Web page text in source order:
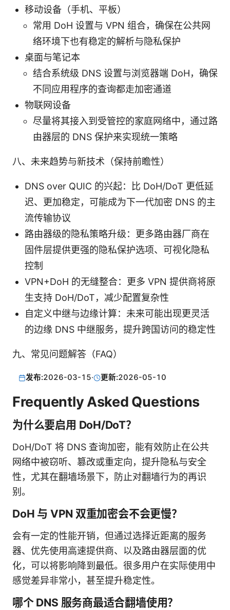
移动设备（手机、平板）
常用 DoH 设置与 VPN 组合，确保在公共网
络环境下也有稳定的解析与隐私保护
桌面与笔记本
结合系统级 DNS 设置与浏览器端 DoH，确保
不同应用程序的查询都走加密通道
物联网设备
尽量将其接入到受管控的家庭网络中，通过路
由器层的 DNS 保护来实现统一策略
八、未来趋势与新技术（保持前瞻性）
DNS over QUIC 的兴起：比 DoH/DoT 更低延
迟、更加稳定，可能成为下一代加密 DNS 的主
流传输协议
路由器级的隐私策略升级：更多路由器厂商在
固件层提供更强的隐私保护选项、可视化隐私
控制
VPN+DoH 的无缝整合：更多 VPN 提供商将原
生支持 DoH/DoT，减少配置复杂性
自定义中继与边缘计算：未来可能出现更灵活
的边缘 DNS 中继服务，提升跨国访问的稳定性
九、常见问题解答（FAQ）
发布:2026-03-15· 更新:2026-05-10
Frequently Asked Questions
为什么要启用 DoH/DoT？
DoH/DoT 将 DNS 查询加密，能有效防止在公共
网络中被窃听、篡改或重定向，提升隐私与安全
性，尤其在翻墙场景下，防止对翻墙行为的再识
别。
DoH 与 VPN 双重加密会不会更慢？
会有一定的性能开销，但通过选择近距离的服务
器、优先使用高速提供商、以及路由器层面的优
化，可以将影响降到最低。很多用户在实际使用中
感觉差异非常小，甚至提升稳定性。
哪个 DNS 服务商最适合翻墙使用？